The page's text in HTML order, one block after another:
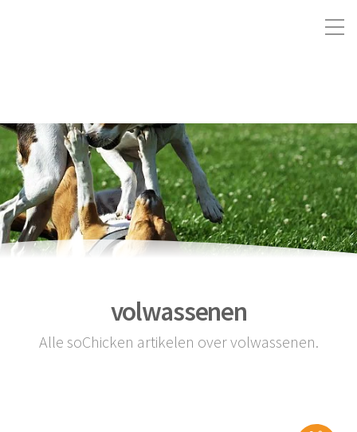
volwassenen
Alle soChicken artikelen over volwassenen.